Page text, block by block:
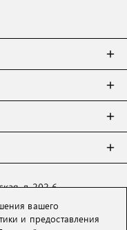
д. 202-6
вашего
и предоставления